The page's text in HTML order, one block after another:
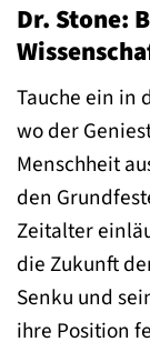
Dr. Stone:
Tauche ein in
wo der
Menschheit
den
Zeitalter
die Zukunft
Senku und
ihre Position